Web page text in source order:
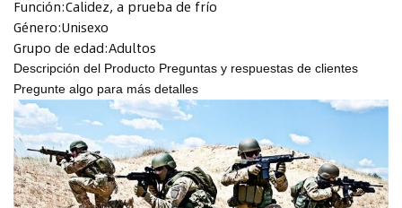
Función:Calidez, a prueba de frío
Género:Unisexo
Grupo de edad:Adultos
Descripción del Producto Preguntas y respuestas de clientes
Pregunte algo para más detalles